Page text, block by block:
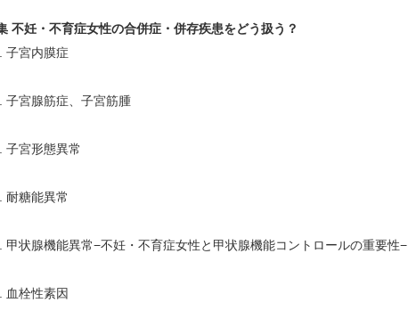
不妊・不育症女性の合併症・併存疾患をどう扱う？
子宮内膜症
子宮腺筋症、子宮筋腫
子宮形態異常
耐糖能異常
甲状腺機能異常−不妊・不育症女性と甲状腺機能コントロールの重要性−
血栓性素因